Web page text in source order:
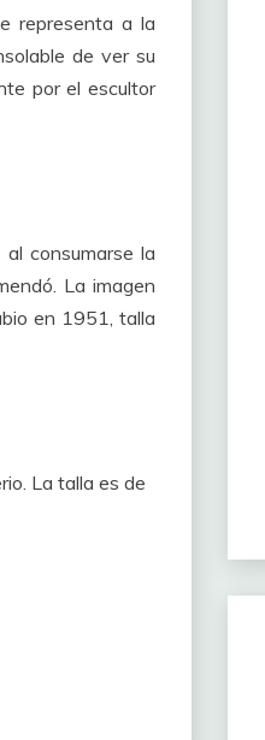
representa a la
de ver su
por el escultor
consumarse la
La imagen
en 1951, talla
La talla es de